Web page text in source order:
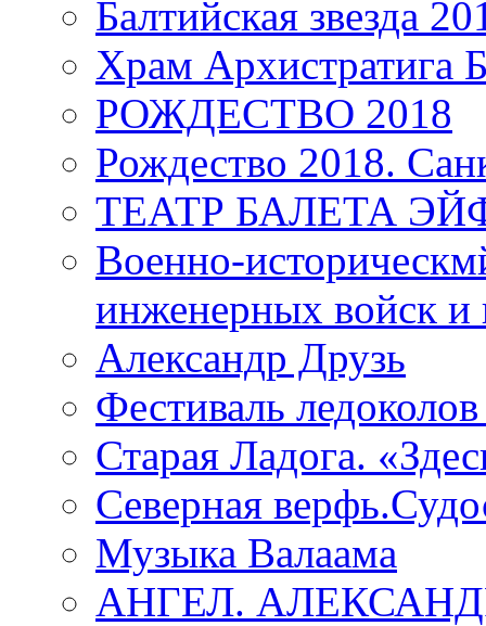
Балтийская звезда
Храм
РОЖДЕСТВО 2018
Рождество 2018.
ТЕАТР БАЛЕТА
Военно-
инженерных войск и
Александр Друзь
Фестиваль
Старая Ладога.
Северная
Музыка Валаама
АНГЕЛ.